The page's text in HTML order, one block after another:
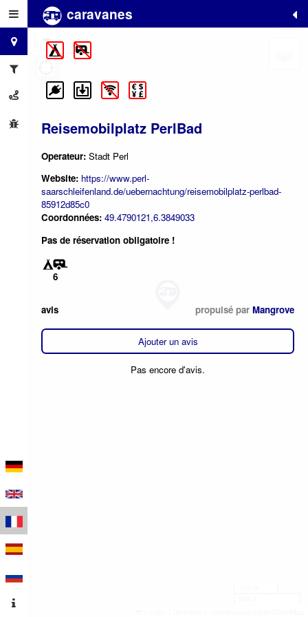
caravanes
Reisemobilplatz PerlBad
Operateur: Stadt Perl
Website: https://www.perl-
saarschleifenland.de/uebernachtung/reisemobilplatz-perlbad-
85912d85c0
Coordonnées: 49.4790121,6.3849033
Pas de réservation obligatoire !
6
avis propulsé par Mangrove
Ajouter un avis
Pas encore d'avis.
+
−